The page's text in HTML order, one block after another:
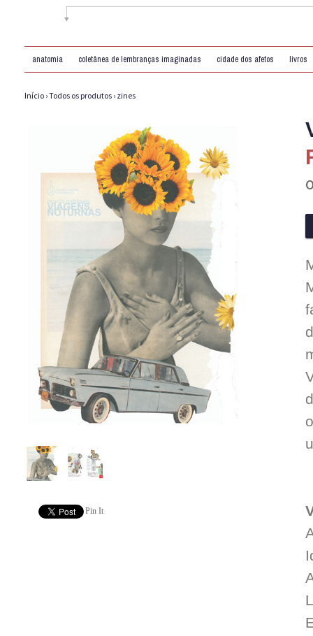
anatomia coletânea de lembranças imaginadas cidade dos afetos livros
Início ›Todos os produtos › zines
Pin It